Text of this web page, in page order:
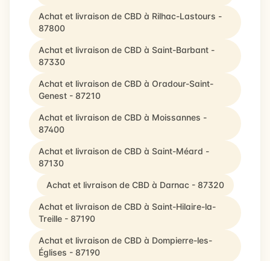
Achat et livraison de CBD à Rilhac-Lastours -
87800
Achat et livraison de CBD à Saint-Barbant -
87330
Achat et livraison de CBD à Oradour-Saint-
Genest - 87210
Achat et livraison de CBD à Moissannes -
87400
Achat et livraison de CBD à Saint-Méard -
87130
Achat et livraison de CBD à Darnac - 87320
Achat et livraison de CBD à Saint-Hilaire-la-
Treille - 87190
Achat et livraison de CBD à Dompierre-les-
Églises - 87190